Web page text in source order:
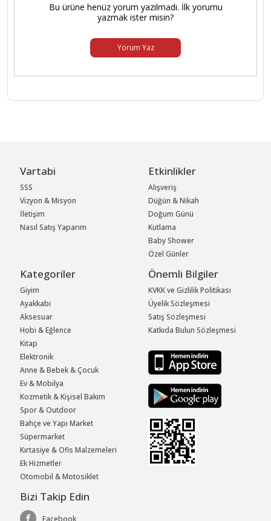
Bu ürüne henüz yorum yazılmadı. İlk yorumu
yazmak ister misin?
Yorum Yaz
Vartabi
SSS
Vizyon & Misyon
İletişim
Nasıl Satış Yaparım
Etkinlikler
Alışveriş
Düğün & Nikah
Doğum Günü
Kutlama
Baby Shower
Özel Günler
Kategoriler
Giyim
Ayakkabı
Aksesuar
Hobi & Eğlence
Kitap
Elektronik
Anne & Bebek & Çocuk
Ev & Mobilya
Kozmetik & Kişisel Bakım
Spor & Outdoor
Bahçe ve Yapı Market
Süpermarket
Kırtasiye & Ofis Malzemeleri
Ek Hizmetler
Otomobil & Motosiklet
Önemli Bilgiler
KVKK ve Gizlilik Politikası
Üyelik Sözleşmesi
Satış Sözleşmesi
Katkıda Bulun Sözleşmesi
Bizi Takip Edin
Facebook